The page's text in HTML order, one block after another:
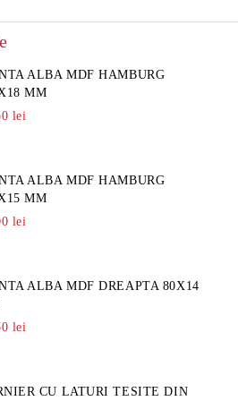
ALBA MDF HAMBURG
MM
lei
ALBA MDF HAMBURG
MM
lei
ALBA MDF DREAPTA 80X14
lei
CU LATURI TESITE DIN